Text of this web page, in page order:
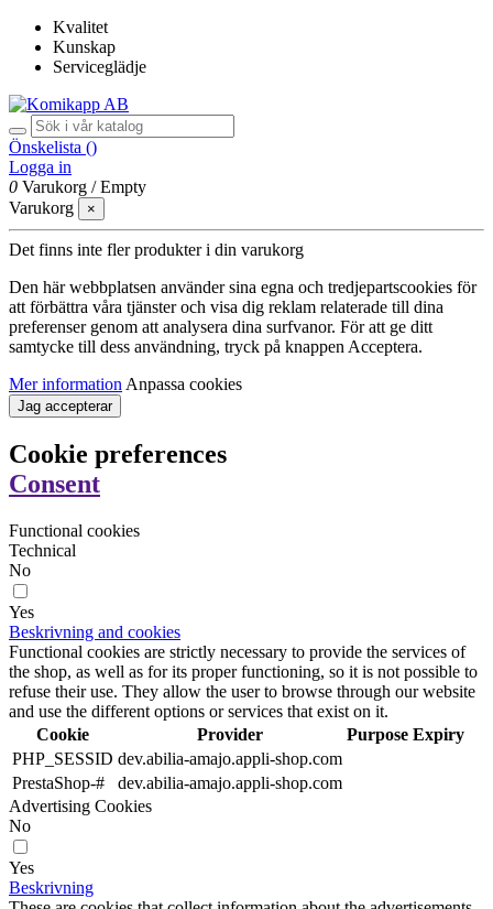
Kvalitet
Kunskap
Serviceglädje
Önskelista ()
Logga in
0 Varukorg /Empty
Varukorg
×
Det finns inte fler produkter i din varukorg
Den här webbplatsen använder sina egna och tredjepartscookies för
att förbättra våra tjänster och visa dig reklam relaterade till dina
preferenser genom att analysera dina surfvanor. För att ge ditt
samtycke till dess användning, tryck på knappen Acceptera.
Mer information Anpassa cookies
Jag accepterar
Cookie preferences
Consent
Functional cookies
Technical
No
Yes
Beskrivning and cookies
Functional cookies are strictly necessary to provide the services of
the shop, as well as for its proper functioning, so it is not possible to
refuse their use. They allow the user to browse through our website
and use the different options or services that exist on it.
Cookie
Provider Purpose Expiry
PHP_SESSID dev.abilia-amajo.appli-shop.com
PrestaShop-#
dev.abilia-amajo.appli-shop.com
Advertising Cookies
No
Yes
Beskrivning